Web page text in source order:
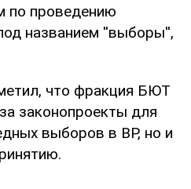
по проведению
названием ''выборы'',
что фракция БЮТ
законопроекты для
выборов в ВР, но и